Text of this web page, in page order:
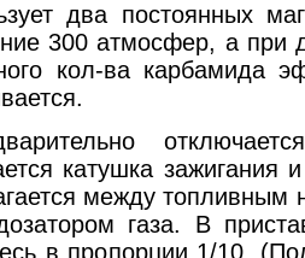
два постоянных
300 атмосфер, а при
кол-ва карбамида
катушка зажигания
между топливным
газа. В
в пропорции 1/10.